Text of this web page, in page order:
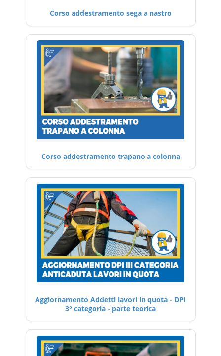
Corso addestramento sega a nastro
Corso addestramento trapano a colonna
Aggiornamento Addetti lavori in quota - DPI
3° categoria - parte teorica